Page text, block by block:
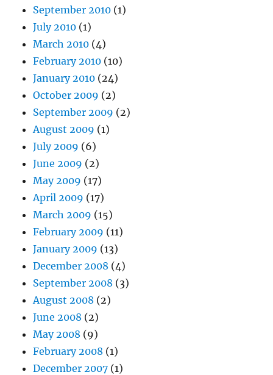
September 2010 (1)
July 2010 (1)
March 2010 (4)
February 2010 (10)
January 2010 (24)
October 2009 (2)
September 2009 (2)
August 2009 (1)
July 2009 (6)
June 2009 (2)
May 2009 (17)
April 2009 (17)
March 2009 (15)
February 2009 (11)
January 2009 (13)
December 2008 (4)
September 2008 (3)
August 2008 (2)
June 2008 (2)
May 2008 (9)
February 2008 (1)
December 2007 (1)